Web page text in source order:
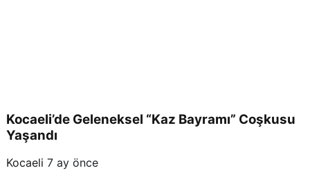
Kocaeli’de Geleneksel “Kaz Bayramı” Coşkusu
Yaşandı
Kocaeli 7 ay önce